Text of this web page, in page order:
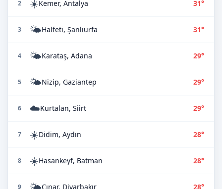
2 ☀️Kemer, Antalya 31°
3 🌤️Halfeti, Şanlıurfa 31°
4 🌤️Karataş, Adana 29°
5 🌤️Nizip, Gaziantep 29°
6 ☁️Kurtalan, Siirt 29°
7 ☀️Didim, Aydın 28°
8 ☀️Hasankeyf, Batman 28°
9 Çınar, Diyarbakır 28°